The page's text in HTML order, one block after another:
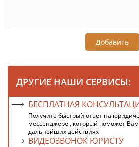
Добавить
ДРУГИЕ НАШИ СЕРВИСЫ:
БЕСПЛАТНАЯ
Получите быстрый ответ на
мессенджере , который поможет
дальнейших действиях
ВИДЕОЗВОНОК ЮРИСТУ